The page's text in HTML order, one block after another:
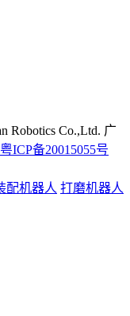
Robotics Co.,Ltd. 广
粤ICP备20015055号
配机器人 打磨机器人